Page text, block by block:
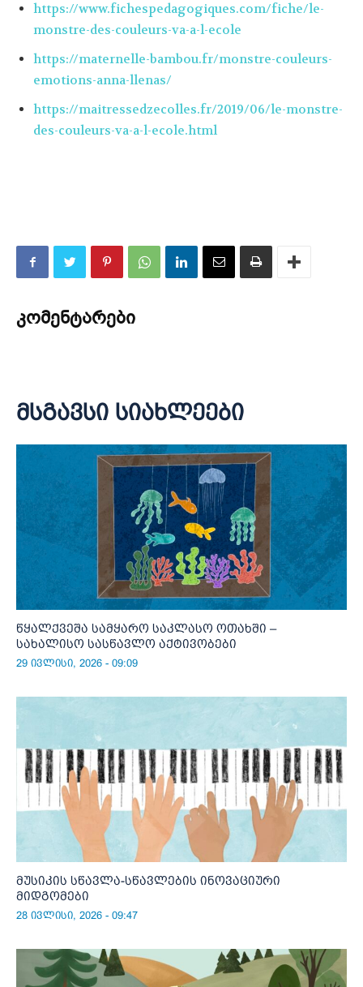
https://www.fichespedagogiques.com/fiche/le-
monstre-des-couleurs-va-a-l-ecole
https://maternelle-bambou.fr/monstre-couleurs-
emotions-anna-llenas/
https://maitressedzecolles.fr/2019/06/le-monstre-
des-couleurs-va-a-l-ecole.html
კომენტარები
მსგავსი სიახლეები
წყალქვეშა სამყარო საკლასო ოთახში –
სახალისო სასწავლო აქტივობები
29 ივლისი, 2026 - 09:09
მუსიკის სწავლა-სწავლების ინოვაციური
მიდგომები
28 ივლისი, 2026 - 09:47